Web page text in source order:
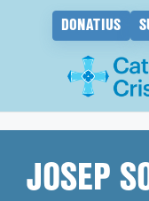
DONATIUS
contingutJOSEP